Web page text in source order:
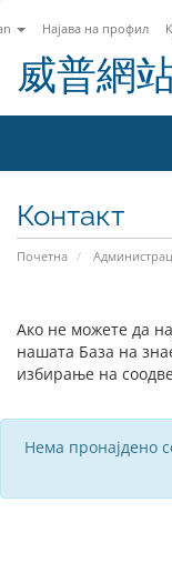
Најава на профил
威普網
Контакт
Почетна
Ако не можете да
нашата База на
избирање на
Нема пронајдено